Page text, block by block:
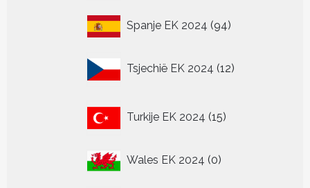
Spanje EK 2024 9494
Tsjechië EK 2024 12
producten
Turkije EK 2024 15
producten
Wales EK 2024 00